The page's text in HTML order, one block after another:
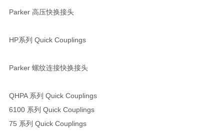
Parker 高压快换接头
HP系列 Quick Couplings
Parker 螺纹连接快换接头
QHPA 系列 Quick Couplings
6100 系列 Quick Couplings
75 系列 Quick Couplings